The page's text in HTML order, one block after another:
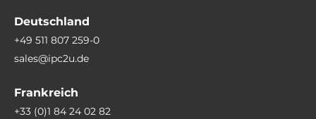
Deutschland
+49 511 807 259-0
sales@ipc2u.de
Frankreich
+33 (0)1 84 24 02 82